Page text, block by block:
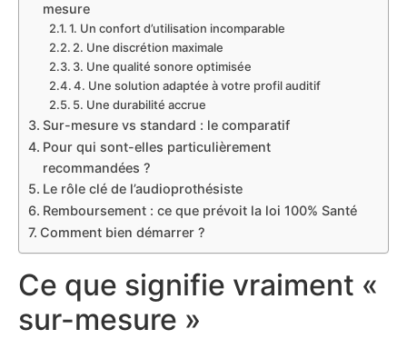
mesure
1. Un confort d’utilisation incomparable
2. Une discrétion maximale
3. Une qualité sonore optimisée
4. Une solution adaptée à votre profil auditif
5. Une durabilité accrue
Sur-mesure vs standard : le comparatif
Pour qui sont-elles particulièrement
recommandées ?
Le rôle clé de l’audioprothésiste
Remboursement : ce que prévoit la loi 100% Santé
Comment bien démarrer ?
Ce que signifie vraiment «
sur-mesure »